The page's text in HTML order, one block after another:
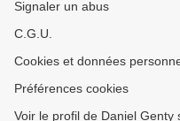
Signaler un abus
C.G.U.
Cookies et données
Préférences cookies
Voir le profil de Daniel Genty